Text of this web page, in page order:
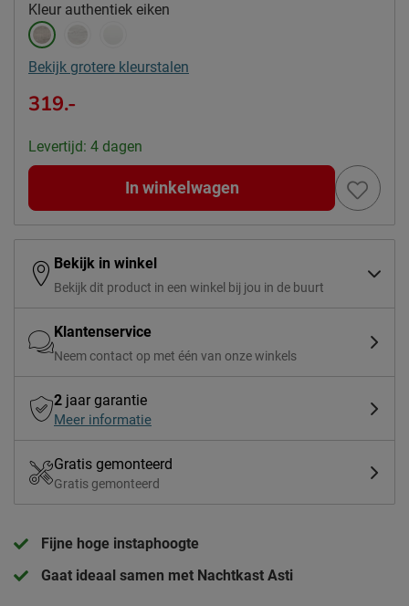
Kleur authentiek eiken
Bekijk grotere kleurstalen
319.-
Levertijd: 4 dagen
In winkelwagen
Bekijk in winkel
Bekijk dit product in een winkel bij jou in de buurt
Klantenservice
Neem contact op met één van onze winkels
2 jaar garantie
Meer informatie
Gratis gemonteerd
Gratis gemonteerd
Fijne hoge instaphoogte
Gaat ideaal samen met Nachtkast Asti